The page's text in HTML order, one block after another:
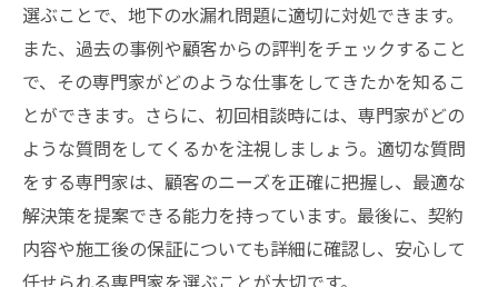
選ぶことで、地下の水漏れ問題に適切に対処できます。
また、過去の事例や顧客からの評判をチェックすること
で、その専門家がどのような仕事をしてきたかを知るこ
とができます。さらに、初回相談時には、専門家がどの
ような質問をしてくるかを注視しましょう。適切な質問
をする専門家は、顧客のニーズを正確に把握し、最適な
解決策を提案できる能力を持っています。最後に、契約
内容や施工後の保証についても詳細に確認し、安心して
任せられる専門家を選ぶことが大切です。